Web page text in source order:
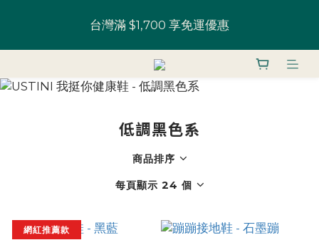
全館鞋款 一雙9折 U粉兩雙以上8折 (請務必登入)｜部
分鞋款 52 折起
台灣滿 $1,700 享免運優惠
U粉就是你！加入會員 $200 購物金馬上用~
分鞋款 52 折起
低調黑色系
商品排序
每頁顯示 24 個
網紅推薦款